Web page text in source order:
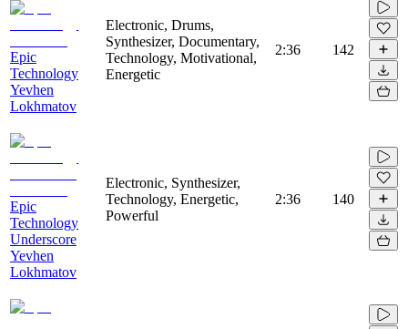
Epic
Technology
Yevhen
Lokhmatov
Electronic, Drums,
Synthesizer, Documentary,
Technology, Motivational,
Energetic
2:36 142
Epic
Technology
Underscore
Yevhen
Lokhmatov
Electronic, Synthesizer,
Technology, Energetic,
Powerful
2:36 140